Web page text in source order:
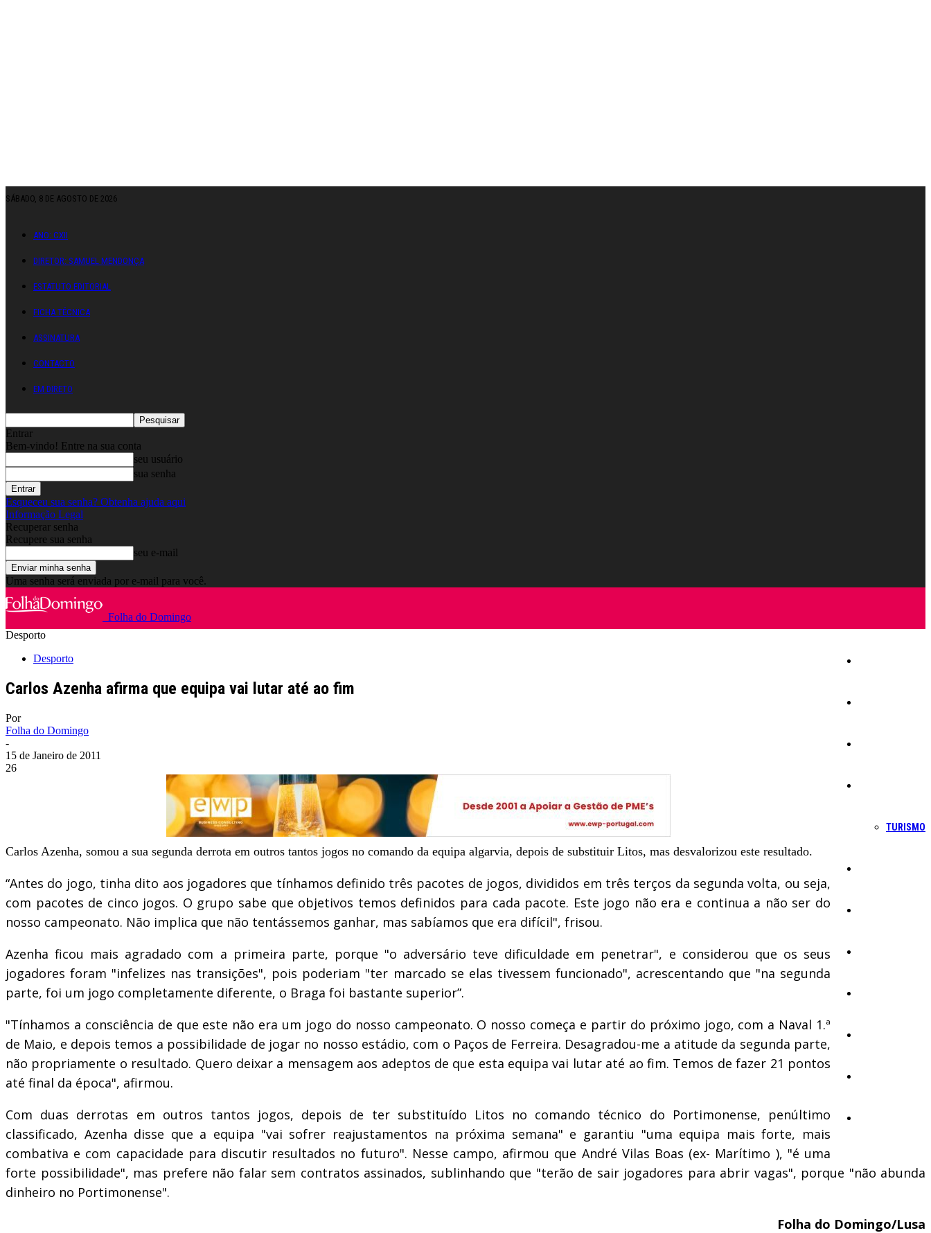
SÁBADO, 8 DE AGOSTO DE 2026
ANO: CXII
DIRETOR: SAMUEL MENDONÇA
ESTATUTO EDITORIAL
FICHA TÉCNICA
ASSINATURA
CONTACTO
EM DIRETO
Entrar
Bem-vindo! Entre na sua conta
seu usuário
sua senha
Esqueceu sua senha? Obtenha ajuda aqui
Informação Legal
Recuperar senha
Recupere sua senha
seu e-mail
Uma senha será enviada por e-mail para você.
Folha do Domingo
TURISMO
Desporto
Desporto
Carlos Azenha afirma que equipa vai lutar até ao fim
Por
Folha do Domingo
-
15 de Janeiro de 2011
26
Carlos Azenha, somou a sua segunda derrota em outros tantos jogos no comando da equipa algarvia, depois de substituir Litos, mas desvalorizou este resultado.
“Antes do jogo, tinha dito aos jogadores que tínhamos definido três pacotes de jogos, divididos em três terços da segunda volta, ou seja,
com pacotes de cinco jogos. O grupo sabe que objetivos temos definidos para cada pacote. Este jogo não era e continua a não ser do
nosso campeonato. Não implica que não tentássemos ganhar, mas sabíamos que era difícil", frisou.
Azenha ficou mais agradado com a primeira parte, porque "o adversário teve dificuldade em penetrar", e considerou que os seus
jogadores foram "infelizes nas transições", pois poderiam "ter marcado se elas tivessem funcionado", acrescentando que "na segunda
parte, foi um jogo completamente diferente, o Braga foi bastante superior”.
"Tínhamos a consciência de que este não era um jogo do nosso campeonato. O nosso começa e partir do próximo jogo, com a Naval 1.ª
de Maio, e depois temos a possibilidade de jogar no nosso estádio, com o Paços de Ferreira. Desagradou-me a atitude da segunda parte,
não propriamente o resultado. Quero deixar a mensagem aos adeptos de que esta equipa vai lutar até ao fim. Temos de fazer 21 pontos
até final da época", afirmou.
Com duas derrotas em outros tantos jogos, depois de ter substituído Litos no comando técnico do Portimonense, penúltimo
classificado, Azenha disse que a equipa "vai sofrer reajustamentos na próxima semana" e garantiu "uma equipa mais forte, mais
combativa e com capacidade para discutir resultados no futuro". Nesse campo, afirmou que André Vilas Boas (ex- Marítimo ), "é uma
forte possibilidade", mas prefere não falar sem contratos assinados, sublinhando que "terão de sair jogadores para abrir vagas", porque "não abunda
dinheiro no Portimonense".
Folha do Domingo/Lusa